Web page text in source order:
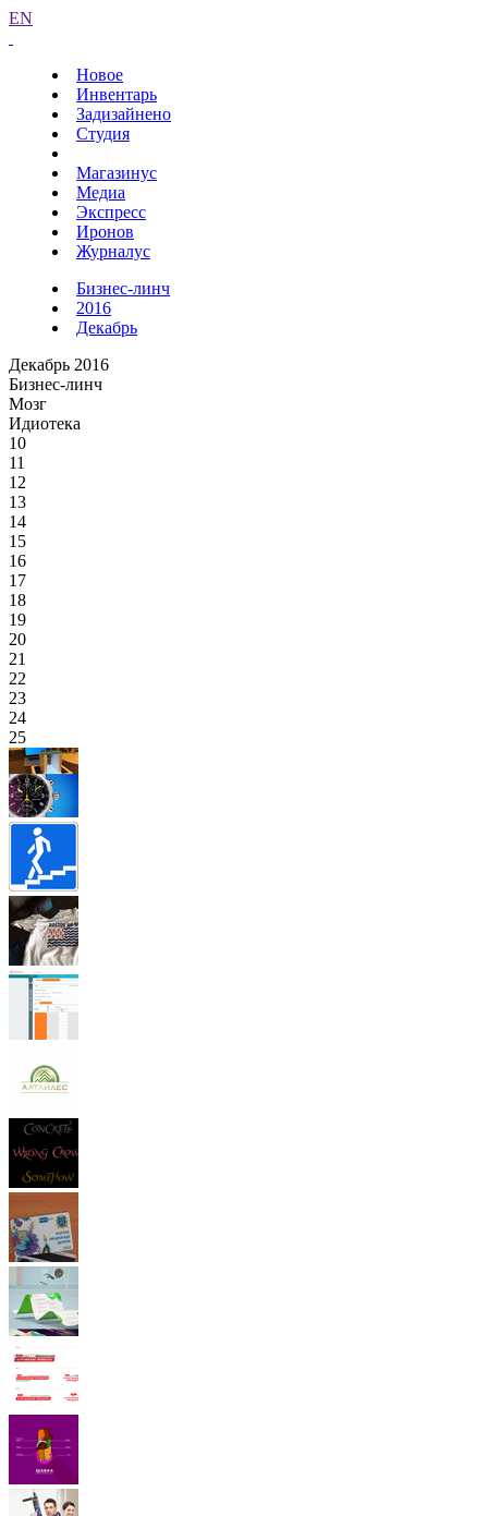
EN
Новое
Инвентарь
Задизайнено
Студия
Магазинус
Медиа
Экспресс
Иронов
Журналус
Бизнес-линч
2016
Декабрь
Декабрь 2016
Бизнес-линч
Мозг
Идиотека
10
11
12
13
14
15
16
17
18
19
20
21
22
23
24
25